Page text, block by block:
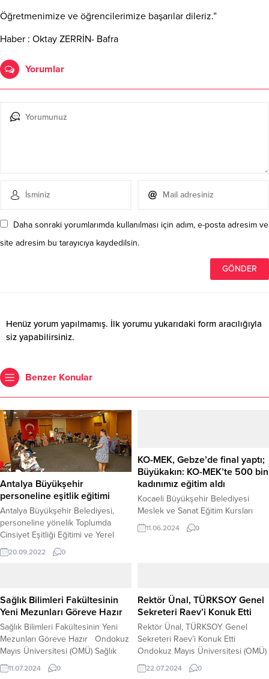
Öğretmenimize ve öğrencilerimize başarılar dileriz.”
Haber : Oktay ZERRİN- Bafra
Yorumlar
Daha sonraki yorumlarımda kullanılması için adım, e-posta adresim ve
site adresim bu tarayıcıya kaydedilsin.
Henüz yorum yapılmamış. İlk yorumu yukarıdaki form aracılığıyla
siz yapabilirsiniz.
Benzer Konular
Antalya Büyükşehir
personeline eşitlik eğitimi
Antalya Büyükşehir Belediyesi,
personeline yönelik Toplumda
Cinsiyet Eşitliği Eğitimi ve Yerel
Eşitlik Eylem Planı (YEEP) hazırlama
eğitimi düzenledi. Antalya
eşit erişimi hedefleyen Yerel Eşitlik
Eylem Planı (YEEP) hazırlıyor. Plan
ihtiyaçları ve yapısı göz önünde
bulundurularak yerelde
uygulanacak faaliyetlere ilişkin
hedeflerin...
20.09.2022 0
KO-MEK, Gebze’de final yaptı;
Büyükakın: KO-MEK’te 500 bin
kadınımız eğitim aldı
Kocaeli Büyükşehir Belediyesi
Meslek ve Sanat Eğitim Kursları
(KO-MEK) kursiyerlerinin bir yıl
boyunca el emeği göz nuru
ürettiği el emeği göz nuru
ürünlerin vatandaşlarla buluştuğu
eşsiz ürünler göz kamaştırdı....
11.06.2024 0
Sağlık Bilimleri Fakültesinin
Yeni Mezunları Göreve Hazır
Sağlık Bilimleri Fakültesinin Yeni
Mezunları Göreve Hazır Ondokuz
Mayıs Üniversitesi (OMÜ) Sağlık
Bilimleri Fakültesinden 2023-2024
akademik yılı 10’uncu dönem
11.07.2024 0
Rektör Ünal, TÜRKSOY Genel
Sekreteri Raev’i Konuk Etti
Rektör Ünal, TÜRKSOY Genel
Sekreteri Raev’i Konuk Etti
Ondokuz Mayıs Üniversitesi (OMÜ)
Rektörü Prof. Dr. Yavuz Ünal,
Uluslararası Türk Kültürü Teşkilatı
22.07.2024 0